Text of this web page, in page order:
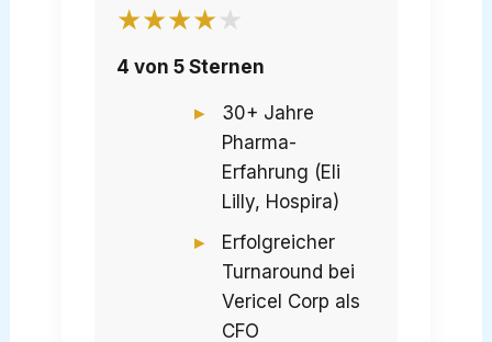
★★★★★
4 von 5 Sternen
30+ Jahre
Pharma-
Erfahrung (Eli
Lilly, Hospira)
Erfolgreicher
Turnaround bei
Vericel Corp als
CFO